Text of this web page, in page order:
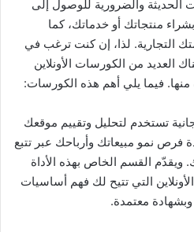
الحديثة والضرورية للوصول إلى
منتجاتك أو خدماتك، كما
التجارية. لذا، إن كنت ترغب في
العديد من الكورسات الأونلاين
منها. فيما يلي أهم هذه الكورسات:
تستخدم لتحليل وتقييم موقعك
فرص نمو مبيعاتك وأرباحك عبر تتبع
القسم الخاص بهذه الأداة
التي تتيح لك فهم أساسيات
معتمدة.